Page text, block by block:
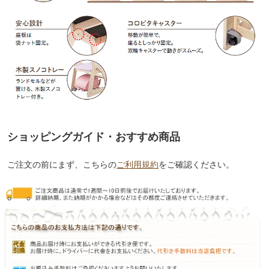
ショッピングガイド・おすすめ商品
ご注文の前にまず、こちらのご利用規約をご確認ください。